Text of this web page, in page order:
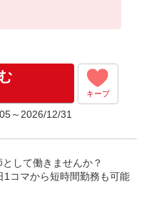
円（授業前後手当
分）
支給
は異なる
円
ンペーン☆
ます！！(※規定あり)
キープ
～2026/12/31
して働きませんか？
1コマから短時間勤務も可能